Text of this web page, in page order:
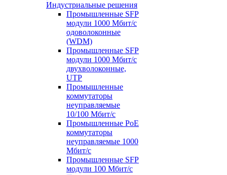
Индустриальные решения
Промышленные SFP
модули 1000 Мбит/c
одоволоконные
(WDM)
Промышленные SFP
модули 1000 Мбит/c
двухволоконные,
UTP
Промышленные
коммутаторы
неуправляемые
10/100 Мбит/с
Промышленные PoE
коммутаторы
неуправляемые 1000
Мбит/с
Промышленные SFP
модули 100 Мбит/c